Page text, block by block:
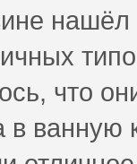
что
в ванную